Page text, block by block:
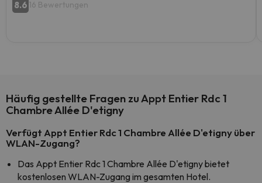
8.6 16 Bewertungen
Häufig gestellte Fragen zu Appt Entier Rdc 1
Chambre Allée D'etigny
Verfügt Appt Entier Rdc 1 Chambre Allée D'etigny über
WLAN-Zugang?
Das Appt Entier Rdc 1 Chambre Allée D'etigny bietet
kostenlosen WLAN-Zugang im gesamten Hotel.